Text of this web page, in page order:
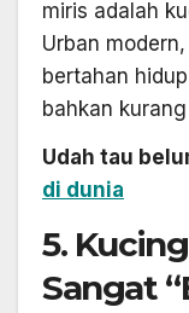
miris adalah
Urban
bertahan
bahkan
Udah tau
di dunia
5.
Sangat